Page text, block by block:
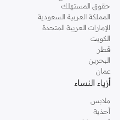
حقوق المستهلك
المملكة العربية السعودية
الإمارات العربية المتحدة
الكويت
قطر
البحرين
عمان
أزياء النساء
ملابس
أحذية